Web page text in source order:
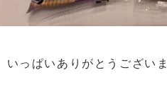
っぱいありがとうござい